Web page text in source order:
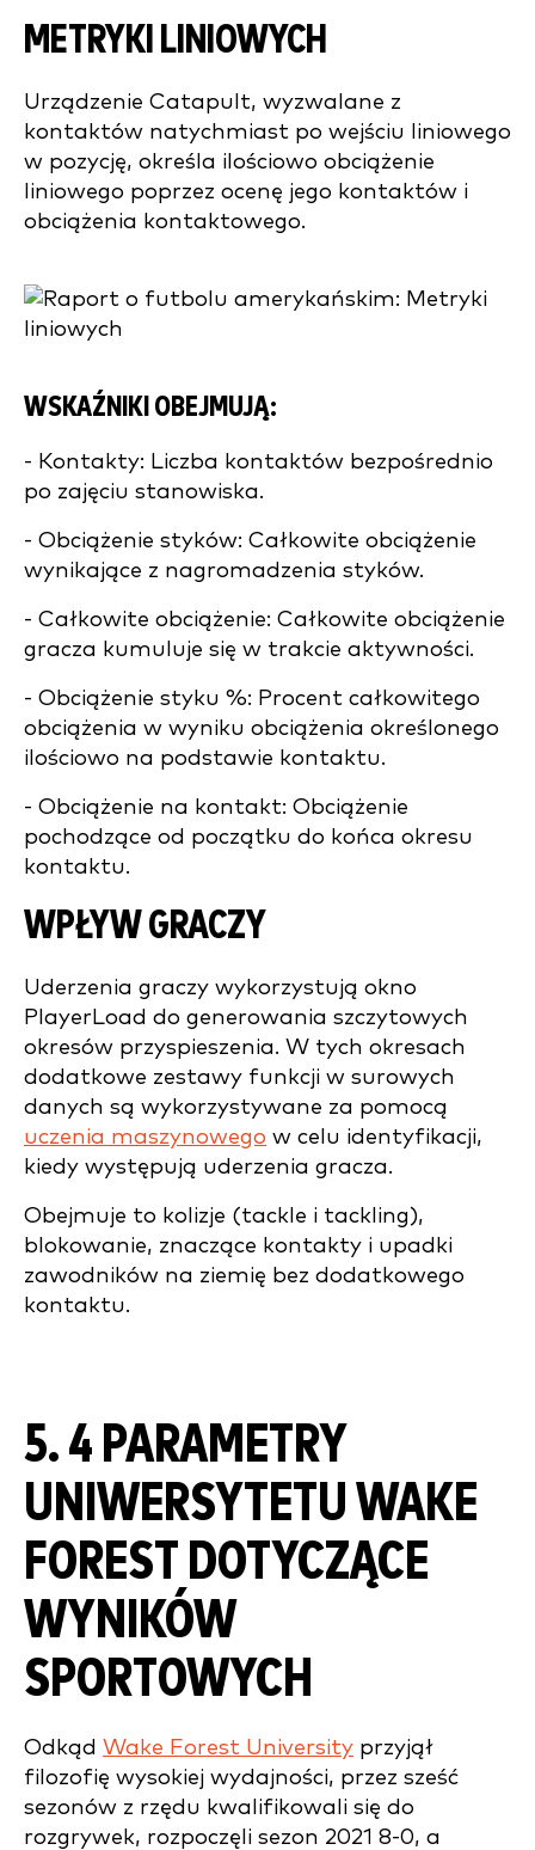
METRYKI LINIOWYCH
Urządzenie Catapult, wyzwalane z
kontaktów natychmiast po wejściu liniowego
w pozycję, określa ilościowo obciążenie
liniowego poprzez ocenę jego kontaktów i
obciążenia kontaktowego.
WSKAŹNIKI OBEJMUJĄ:
- Kontakty: Liczba kontaktów bezpośrednio
po zajęciu stanowiska.
- Obciążenie styków: Całkowite obciążenie
wynikające z nagromadzenia styków.
- Całkowite obciążenie: Całkowite obciążenie
gracza kumuluje się w trakcie aktywności.
- Obciążenie styku %: Procent całkowitego
obciążenia w wyniku obciążenia określonego
ilościowo na podstawie kontaktu.
- Obciążenie na kontakt: Obciążenie
pochodzące od początku do końca okresu
kontaktu.
WPŁYW GRACZY
Uderzenia graczy wykorzystują okno
PlayerLoad do generowania szczytowych
okresów przyspieszenia. W tych okresach
dodatkowe zestawy funkcji w surowych
danych są wykorzystywane za pomocą
uczenia maszynowego w celu identyfikacji,
kiedy występują uderzenia gracza.
Obejmuje to kolizje (tackle i tackling),
blokowanie, znaczące kontakty i upadki
zawodników na ziemię bez dodatkowego
kontaktu.
5. 4 PARAMETRY
UNIWERSYTETU WAKE
FOREST DOTYCZĄCE
WYNIKÓW
SPORTOWYCH
Odkąd Wake Forest University przyjął
filozofię wysokiej wydajności, przez sześć
sezonów z rzędu kwalifikowali się do
rozgrywek, rozpoczęli sezon 2021 8-0, a